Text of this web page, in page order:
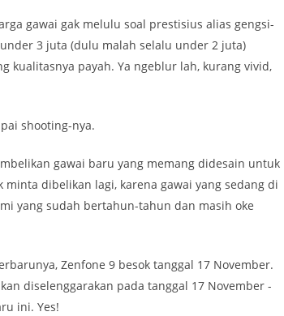
gawai gak melulu soal prestisius alias gengsi-
3 juta (dulu malah selalu under 2 juta)
kualitasnya payah. Ya ngeblur lah, kurang vivid,
shooting-nya.
gawai baru yang memang didesain untuk
dibelikan lagi, karena gawai yang sedang di
yang sudah bertahun-tahun dan masih oke
Zenfone 9 besok tanggal 17 November.
diselenggarakan pada tanggal 17 November -
ini. Yes!